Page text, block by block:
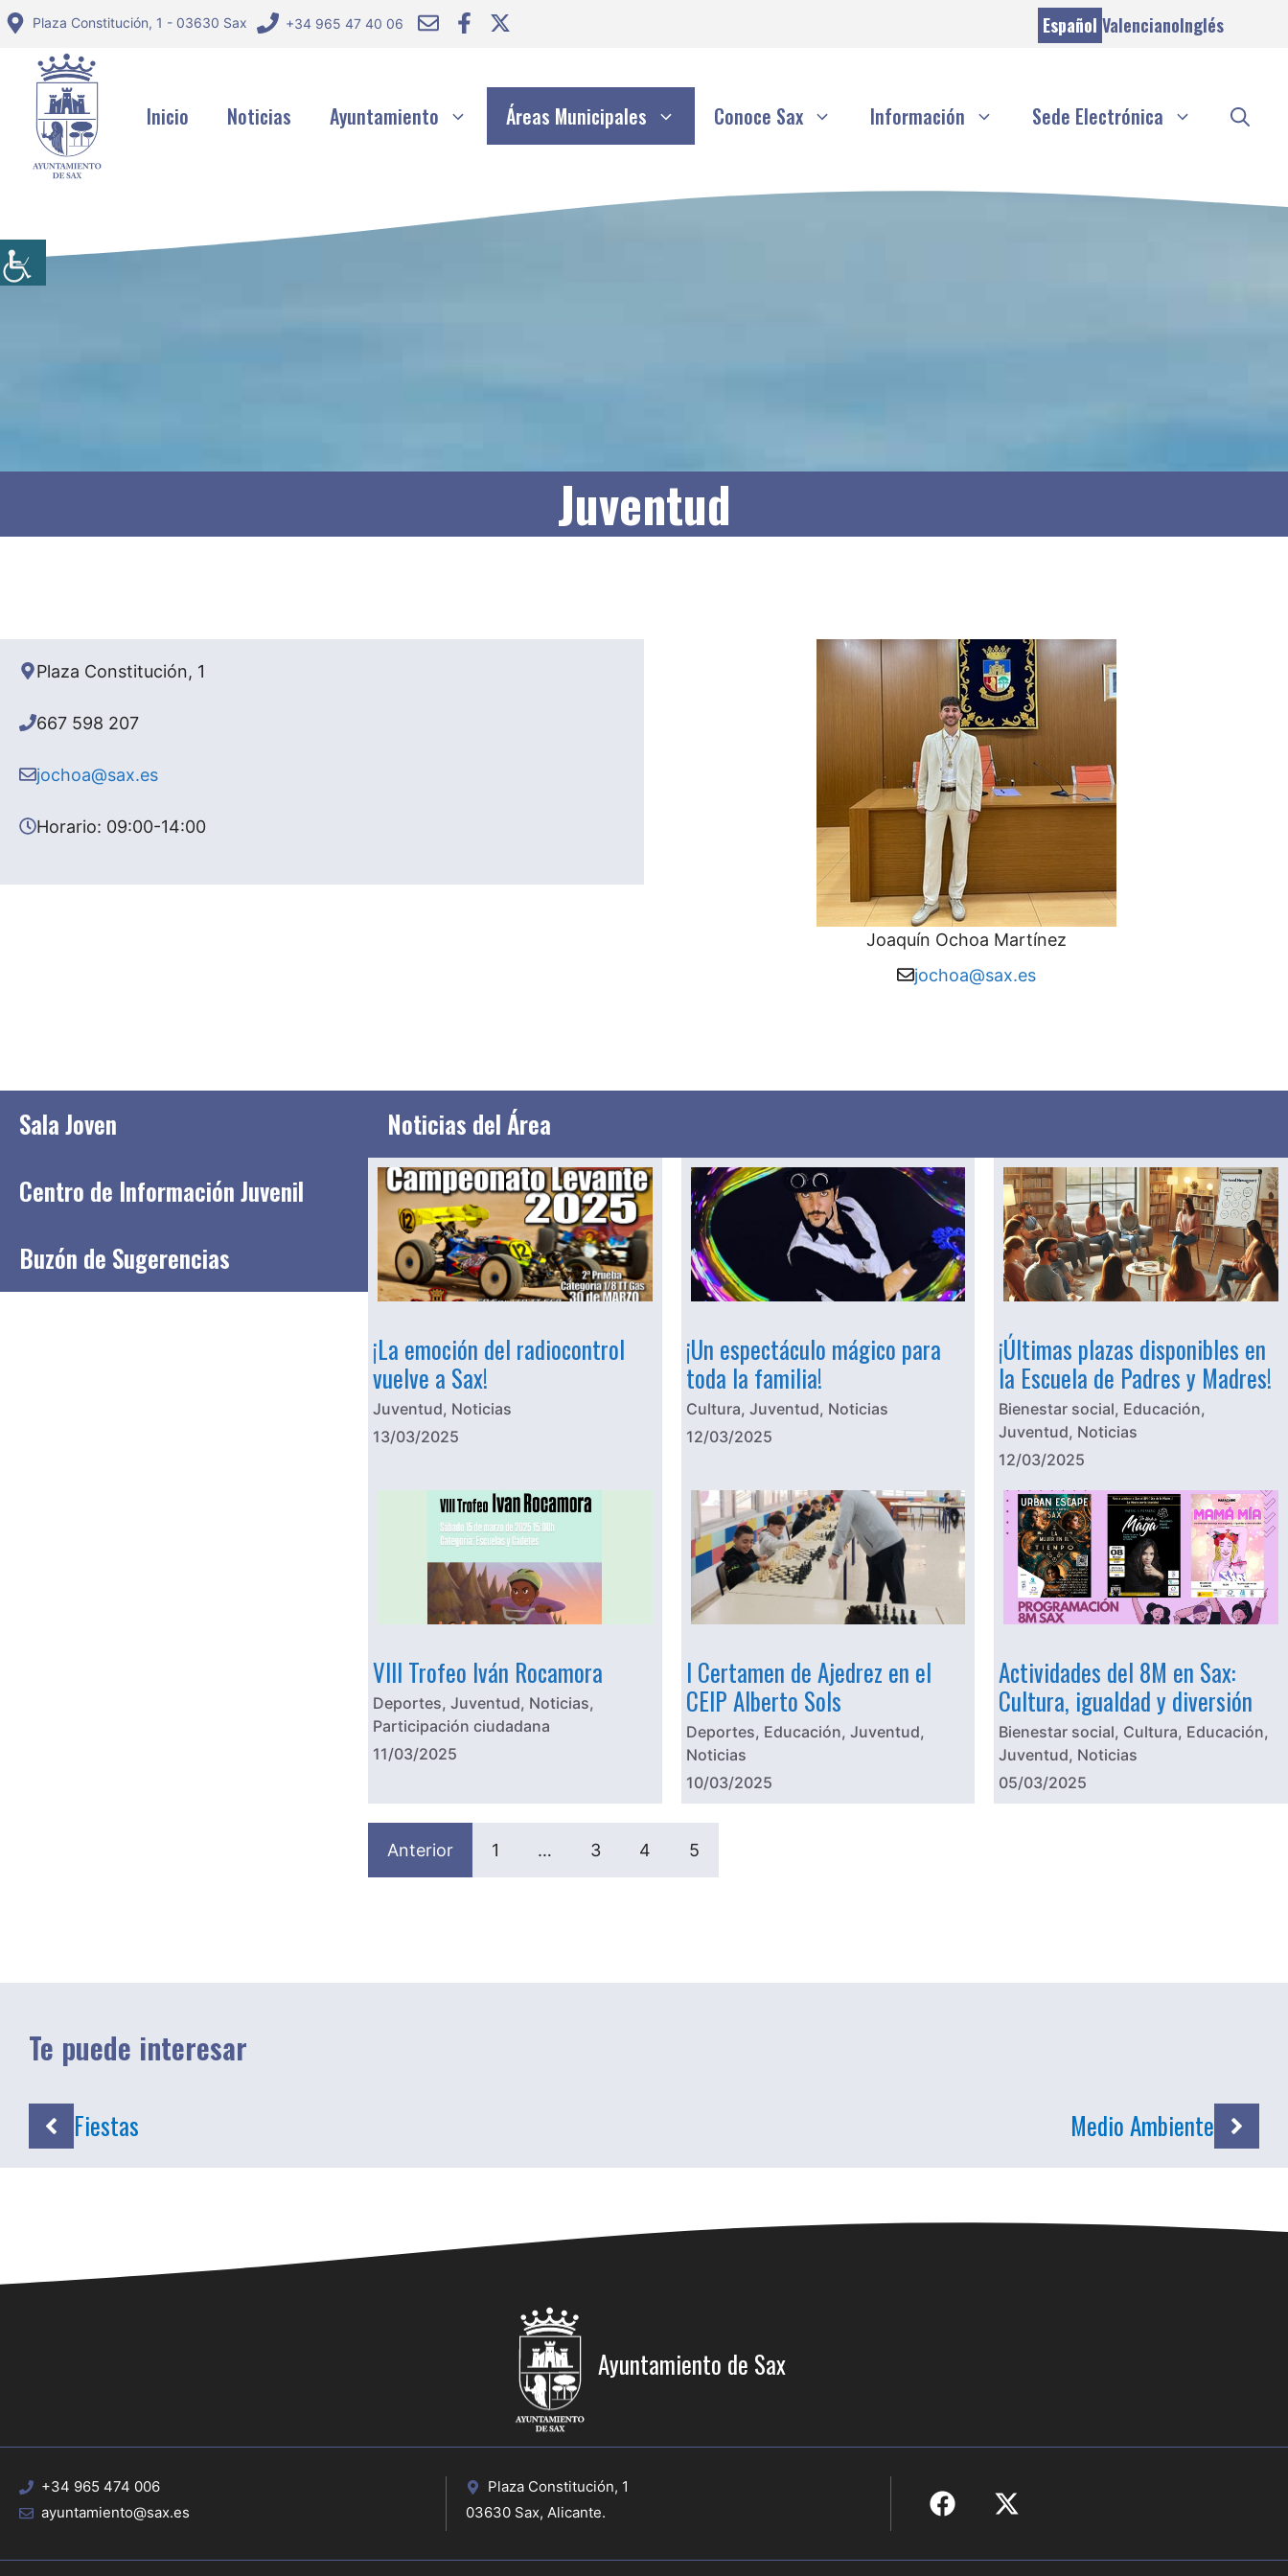
Saltar
contenido
Plaza Constitución, 1 - 03630 Sax +34 965 47 40 06 Español ValencianoInglés
Inicio Noticias Ayuntamiento Áreas Municipales Conoce Sax Información Sede Electrónica
Juventud
Plaza Constitución, 1
667 598 207
jochoa@sax.es
Horario: 09:00-14:00
Joaquín Ochoa Martínez
jochoa@sax.es
Sala Joven
Centro de Información Juvenil
Buzón de Sugerencias
Noticias del Área
¡La emoción del radiocontrol
vuelve a Sax!
Juventud, Noticias
13/03/2025
¡Un espectáculo mágico para
toda la familia!
Cultura, Juventud, Noticias
12/03/2025
¡Últimas plazas disponibles en
la Escuela de Padres y Madres!
Bienestar social, Educación,
Juventud, Noticias
12/03/2025
VIII Trofeo Iván Rocamora
Deportes, Juventud, Noticias,
Participación ciudadana
11/03/2025
I Certamen de Ajedrez en el
CEIP Alberto Sols
Deportes, Educación, Juventud,
Noticias
10/03/2025
Actividades del 8M en Sax:
Cultura, igualdad y diversión
Bienestar social, Cultura, Educación,
Juventud, Noticias
05/03/2025
Anterior 1 … 3 4 5
Te puede interesar
Fiestas Medio Ambiente
Ayuntamiento de Sax
+34 965 474 006
ayuntamiento@sax.es
Plaza Constitución, 1
03630 Sax, Alicante.